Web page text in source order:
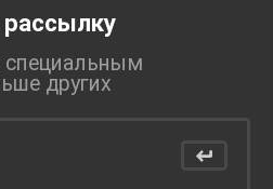
специальным
других